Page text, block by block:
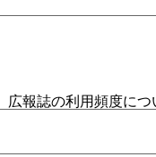
広報誌の利用頻度につ